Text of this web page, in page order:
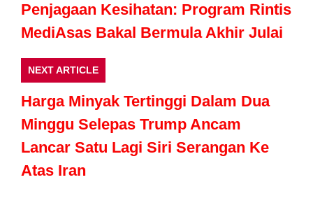
Penjagaan Kesihatan: Program Rintis
MediAsas Bakal Bermula Akhir Julai
NEXT ARTICLE
Harga Minyak Tertinggi Dalam Dua
Minggu Selepas Trump Ancam
Lancar Satu Lagi Siri Serangan Ke
Atas Iran